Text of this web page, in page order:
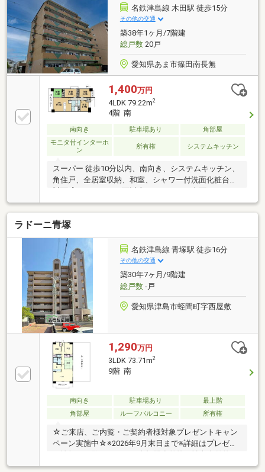
の会話を楽しみながら、お料理をすることができま
す。▼ 分譲・施工、修繕状況等・1996年10月築、
【株式会社富士不動産】旧分譲 【グランレイム】シ
リーズのマンションです。
名鉄津島線 木田駅 徒歩15分
その他の交通
築38年1ヶ月/7階建
総戸数20戸
愛知県あま市篠田南長無
1,400万円
4LDK 79.22m2
4階 南
南向き 駐車場あり
角部屋
モニタ付インターホ
ン
所有権 システムキッチン
スーパー 徒歩10分以内、南向き、システムキッチン、
角住戸、全居室収納、和室、シャワー付洗面化粧台、
ー、温水洗浄便座、ＴＶモニタ付インターホン、エレ
ベーター、駐輪場
ラドーニ青塚
名鉄津島線 青塚駅 徒歩16分
その他の交通
築30年7ヶ月/9階建
総戸数-戸
愛知県津島市蛭間町字西屋敷
1,290万円
3LDK 73.71m2
9階 南
南向き 駐車場あり
最上階
角部屋
ルーフバルコニー 所有権
☆ご来店、ご内覧・ご契約者様対象プレゼントキャン
ペーン実施中☆※2026年9月末日まで※詳細はプレゼン
リア◇小学校まで徒歩約４分、中学校まで徒歩約２９